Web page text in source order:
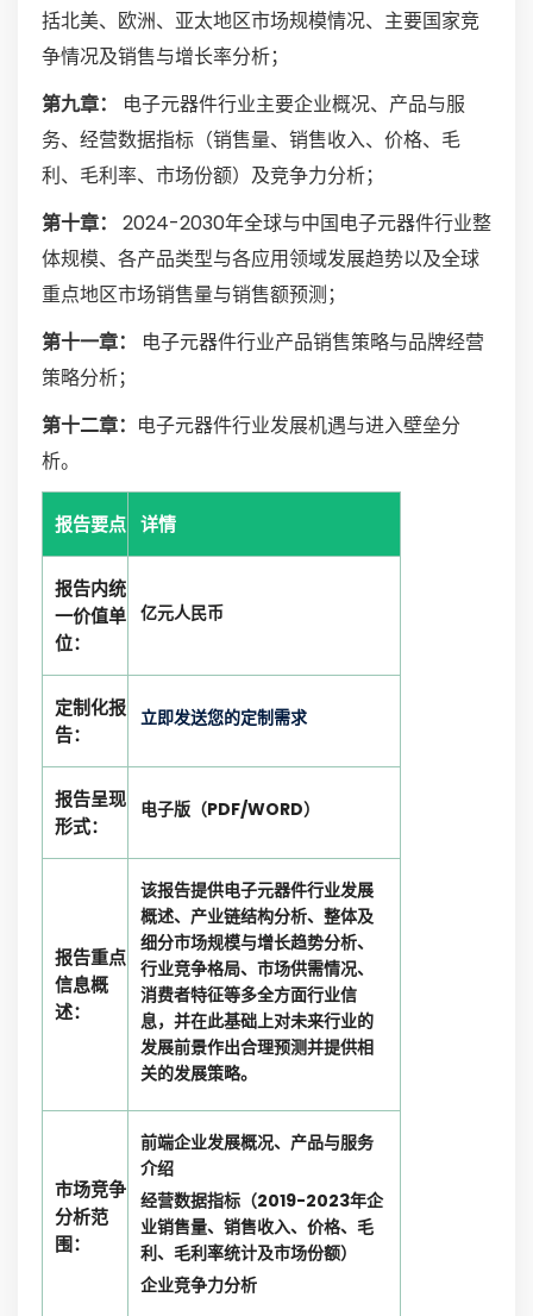
括北美、欧洲、亚太地区市场规模情况、主要国家竞
争情况及销售与增长率分析；
第九章：
电子元器件行业主要企业概况、产品与服
务、经营数据指标（销售量、销售收入、价格、毛
利、毛利率、市场份额）及竞争力分析；
第十章：
2024-2030年全球与中国电子元器件行业整
体规模、各产品类型与各应用领域发展趋势以及全球
重点地区市场销售量与销售额预测；
第十一章：
电子元器件行业产品销售策略与品牌经营
策略分析；
第十二章： 电子元器件行业发展机遇与进入壁垒分
析。
报告要点 详情
报告内统
一价值单
位：
亿元人民币
定制化报
告：
立即发送您的定制需求
报告呈现
形式：
电子版（PDF/WORD）
报告重点
信息概
述：
该报告提供电子元器件行业发展
概述、产业链结构分析、整体及
细分市场规模与增长趋势分析、
行业竞争格局、市场供需情况、
消费者特征等多全方面行业信
息，并在此基础上对未来行业的
发展前景作出合理预测并提供相
关的发展策略。
市场竞争
分析范
围：
前端企业发展概况、产品与服务
介绍
经营数据指标（2019-2023年企
业销售量、销售收入、价格、毛
利、毛利率统计及市场份额）
企业竞争力分析